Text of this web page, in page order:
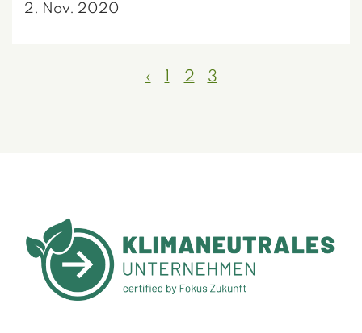
2. Nov. 2020
‹ 2 3